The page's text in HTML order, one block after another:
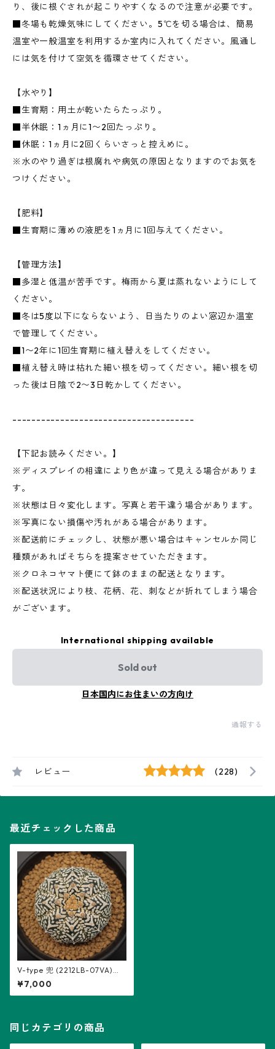
り、後に根ぐされが起こりやすくなるので注意が必要です。
■冬場も乾燥気味にしてください。5℃を切る場合は、簡易
温室や一般温室を利用するか室内に入れてください。風通し
には気を付けて空気を循環させてください。
【水やり】
■生育期：用土が乾いたらたっぷり。
■半休眠：1ヵ月に1〜2回たっぷり。
■休眠：1ヵ月に2回くらいさっと控えめに。
※水のやり過ぎは根腐れや病気の原因となりますのでお気を
つけください。
【肥料】
■生育期に薄めの液肥を1ヵ月に1回与えてください。
【管理方法】
■多湿と低温が苦手です。梅雨から夏は蒸れないようにして
ください。
■冬は5度以下にならないよう、日当たりのよい窓辺か温室
で管理してください。
■1〜2年に1回生育期に植え替えをしてください。
■植え替え時は枯れた細い根を切ってください。細い根を切
った後は日陰で2〜3日乾かしてください。
--------------------------------------
【下記お読みください。】
※ディスプレイの相違により色が違って見える場合がありま
す。
※状態は日々変化します。写真と若干違う場合があります。
※写真にない損傷や汚れがある場合があります。
※配送前にチェックし、状態が悪い場合はキャンセルか同じ
種類があればそちらを提案させていただきます。
※クロネコヤマト便にて鉢のままの配送となります。
※配送状況により枝、花柄、花、刺などが折れてしまう場合
がございます。
International shipping available
Sold out
日本国内にお住まいの方向け
通報する
レビュー (228)
最近チェックした商品
V-type 兜 (2212LB-07VA)：
アストロフィツム属 ※実生
¥7,000
同じカテゴリの商品